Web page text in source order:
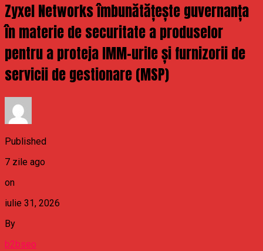
Zyxel Networks îmbunătățește guvernanța
în materie de securitate a produselor
pentru a proteja IMM-urile și furnizorii de
servicii de gestionare (MSP)
Published
7 zile ago
on
iulie 31, 2026
By
b2bseo